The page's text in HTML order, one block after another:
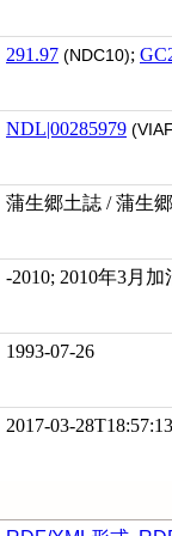
291.97 (NDC10);
NDL|00285979
蒲生郷土誌 / 蒲生
-2010; 2010年3月
1993-07-26
2017-03-28T18:57:13